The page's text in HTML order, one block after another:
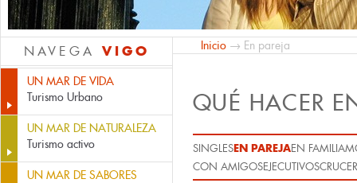
NAVEGA VIGO
UN MAR DE VIDA
Turismo Urbano
UN MAR DE NATURALEZA
Turismo activo
UN MAR DE SABORES
Inicio → En pareja
QUÉ HACER
SINGLESEN PAREJAEN FAMILIA
CON AMIGOSEJECUTIVOS